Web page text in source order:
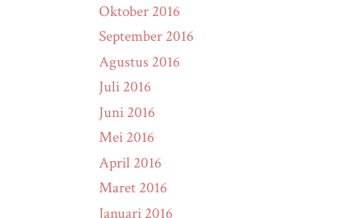
Oktober 2016
September 2016
Agustus 2016
Juli 2016
Juni 2016
Mei 2016
April 2016
Maret 2016
Januari 2016